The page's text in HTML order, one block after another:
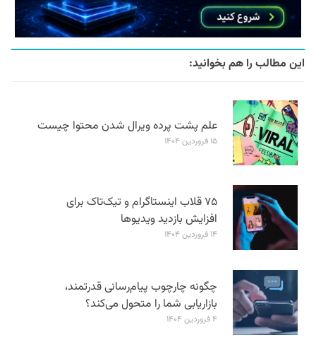
این مطالب را هم بخوانید:
علم پشت پرده ویرال شدن محتوا چیست
۱۵ فروردین ۱۴۰۴
۷۵ قلاب اینستاگرام و تیک‌تاک برای
افزایش بازدید ویدیوها
۱۴ فروردین ۱۴۰۴
چگونه چارچوب پیام‌رسانی قدرتمند،
بازاریابی شما را متحول می‌کند؟
۴ فروردین ۱۴۰۴